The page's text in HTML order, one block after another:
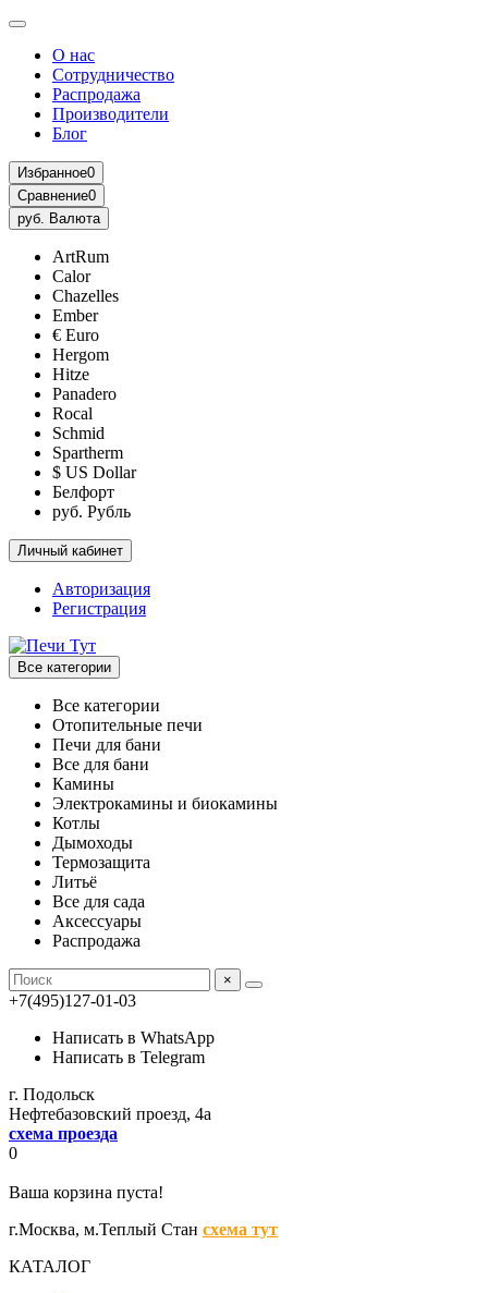
О нас
Сотрудничество
Распродажа
Производители
Блог
Избранное0
Сравнение0
руб. Валюта
ArtRum
Calor
Chazelles
Ember
€ Euro
Hergom
Hitze
Panadero
Rocal
Schmid
Spartherm
$ US Dollar
Белфорт
руб. Рубль
Личный кабинет
Авторизация
Регистрация
Все категории
Все категории
Отопительные печи
Печи для бани
Все для бани
Камины
Электрокамины и биокамины
Котлы
Дымоходы
Термозащита
Литьё
Все для сада
Аксессуары
Распродажа
×
+7(495)127-01-03
Написать в WhatsApp
Написать в Telegram
г. Подольск
Нефтебазовский проезд, 4а
схема проезда
0
Ваша корзина пуста!
г.Москва, м.Теплый Стан схема тут
КАТАЛОГ